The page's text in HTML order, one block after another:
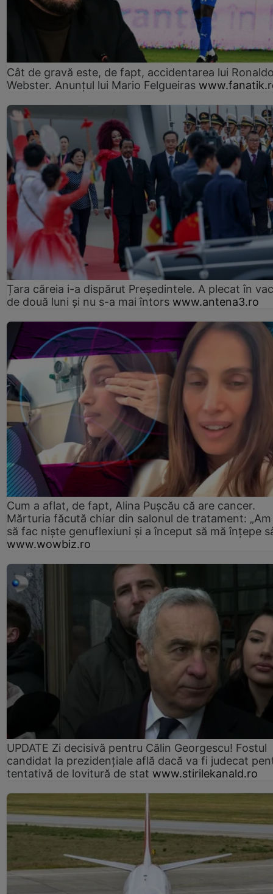
Cât de gravă este, de fapt, accidentarea lui
Webster. Anunțul lui Mario Felgueiras
Țara căreia i-a dispărut Președintele. A plecat în
de două luni și nu s-a mai întors www.antena3.ro
Cum a aflat, de fapt, Alina Pușcău că are cancer.
Mărturia făcută chiar din salonul de tratament:
să fac niște genuflexiuni și a început să mă înțepe
www.wowbiz.ro
UPDATE Zi decisivă pentru Călin Georgescu! Fostul
candidat la prezidențiale află dacă va fi judecat
tentativă de lovitură de stat www.stirilekanald.ro